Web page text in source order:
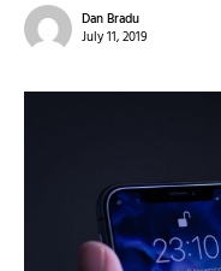
Dan Bradu
July 11, 2019